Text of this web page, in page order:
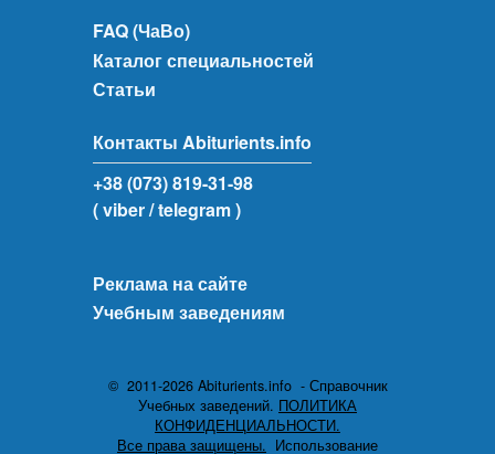
FAQ (ЧаВо)
Каталог специальностей
Статьи
Контакты Abiturients.info
+38 (073) 819-31-98
( viber/ telegram )
Реклама на сайте
Учебным заведениям
© 2011-2026 Abiturients.info - Справочник
Учебных заведений. ПОЛИТИКА
КОНФИДЕНЦИАЛЬНОСТИ.
Все права защищены. Использование